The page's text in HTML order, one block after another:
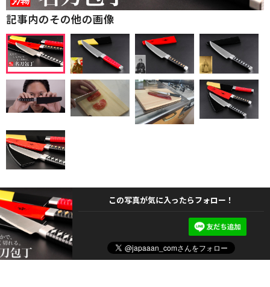
記事内のその他の画像
この写真が気に入ったらフォロー！